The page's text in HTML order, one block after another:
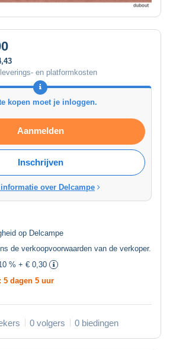
en platformkosten
kopen moet je inloggen.
Aanmelden
Inschrijven
over Delcampe
op Delcampe
de verkoopvoorwaarden van de verkoper.
% + € 0,30
5 dagen 5 uur
0 volgers 0 biedingen